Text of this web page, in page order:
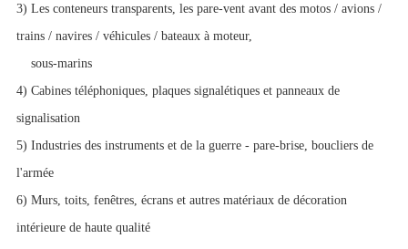
3) Les conteneurs transparents, les pare-vent avant des motos / avions /
trains / navires / véhicules / bateaux à moteur,
sous-marins
4) Cabines téléphoniques, plaques signalétiques et panneaux de
signalisation
5) Industries des instruments et de la guerre - pare-brise, boucliers de
l'armée
6) Murs, toits, fenêtres, écrans et autres matériaux de décoration
intérieure de haute qualité